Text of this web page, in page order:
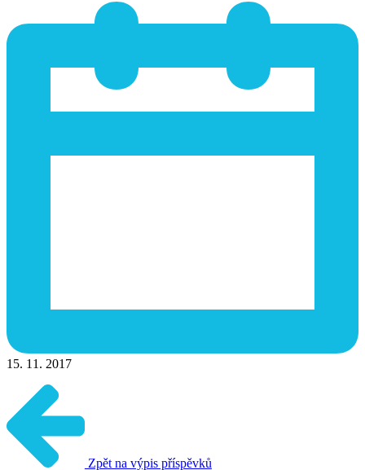
15. 11. 2017
Zpět na výpis příspěvků